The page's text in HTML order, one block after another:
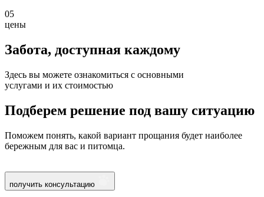
05
цены
Забота, доступная каждому
Здесь вы можете ознакомиться с основными
услугами и их стоимостью
Подберем решение под вашу ситуацию
Поможем понять, какой вариант прощания будет наиболее
бережным для вас и питомца.
получить консультацию